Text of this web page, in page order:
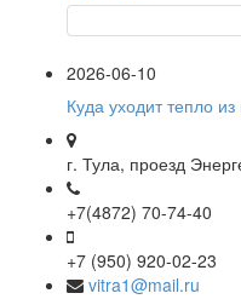
2026-06-10
Куда уходит тепло
г. Тула, проезд
+7(4872) 70-74-40
+7 (950) 920-02-23
vitra1@mail.ru